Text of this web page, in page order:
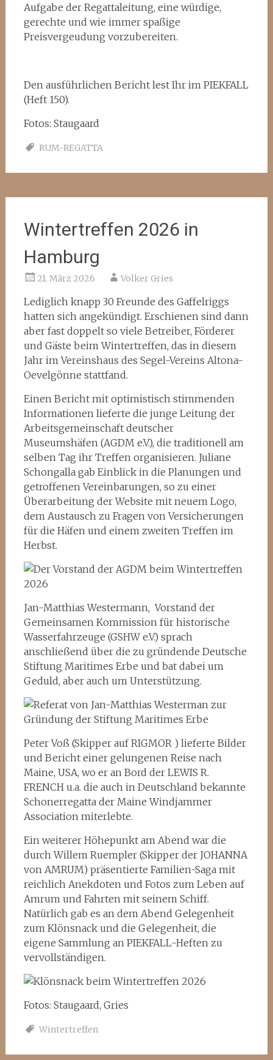
Aufgabe der Regattaleitung, eine würdige,
gerechte und wie immer spaßige
Preisvergeudung vorzubereiten.
Den ausführlichen Bericht lest Ihr im PIEKFALL
(Heft 150).
Fotos: Staugaard
RUM-REGATTA
Wintertreffen 2026 in
Hamburg
21. März 2026 Volker Gries
Lediglich knapp 30 Freunde des Gaffelriggs
hatten sich angekündigt. Erschienen sind dann
aber fast doppelt so viele Betreiber, Förderer
und Gäste beim Wintertreffen, das in diesem
Jahr im Vereinshaus des Segel-Vereins Altona-
Oevelgönne stattfand.
Einen Bericht mit optimistisch stimmenden
Informationen lieferte die junge Leitung der
Arbeitsgemeinschaft deutscher
Museumshäfen (AGDM e.V.), die traditionell am
selben Tag ihr Treffen organisieren. Juliane
Schongalla gab Einblick in die Planungen und
getroffenen Vereinbarungen, so zu einer
Überarbeitung der Website mit neuem Logo,
dem Austausch zu Fragen von Versicherungen
für die Häfen und einem zweiten Treffen im
Herbst.
Jan-Matthias Westermann, Vorstand der
Gemeinsamen Kommission für historische
Wasserfahrzeuge (GSHW e.V.) sprach
anschließend über die zu gründende Deutsche
Stiftung Maritimes Erbe und bat dabei um
Geduld, aber auch um Unterstützung.
Peter Voß (Skipper auf RIGMOR ) lieferte Bilder
und Bericht einer gelungenen Reise nach
Maine, USA, wo er an Bord der LEWIS R.
FRENCH u.a. die auch in Deutschland bekannte
Schonerregatta der Maine Windjammer
Association miterlebte.
Ein weiterer Höhepunkt am Abend war die
durch Willem Ruempler (Skipper der JOHANNA
von AMRUM) präsentierte Familien-Saga mit
reichlich Anekdoten und Fotos zum Leben auf
Amrum und Fahrten mit seinem Schiff.
Natürlich gab es an dem Abend Gelegenheit
zum Klönsnack und die Gelegenheit, die
eigene Sammlung an PIEKFALL-Heften zu
vervollständigen.
Fotos: Staugaard, Gries
Wintertreffen